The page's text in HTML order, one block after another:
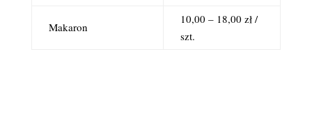
Makaron
10,00 – 18,00 zł /
szt.